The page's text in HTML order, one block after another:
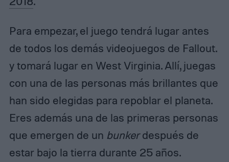
Para empezar, el juego tendrá lugar antes
de todos los demás videojuegos de Fallout.
y tomará lugar en West Virginia. Allí, juegas
con una de las personas más brillantes que
han sido elegidas para repoblar el planeta.
Eres además una de las primeras personas
que emergen de un bunkerdespués de
estar bajo la tierra durante 25 años.